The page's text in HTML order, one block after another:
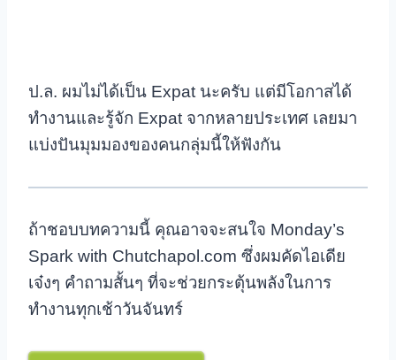
ป.ล. ผมไม่ได้เป็น Expat นะครับ แต่มีโอกาสได้
ทำงานและรู้จัก Expat จากหลายประเทศ เลยมา
แบ่งปันมุมมองของคนกลุ่มนี้ให้ฟังกัน
ถ้าชอบบทความนี้ คุณอาจจะสนใจ Monday’s
Spark with Chutchapol.com ซึ่งผมคัดไอเดีย
เจ๋งๆ คำถามสั้นๆ ที่จะช่วยกระตุ้นพลังในการ
ทำงานทุกเช้าวันจันทร์